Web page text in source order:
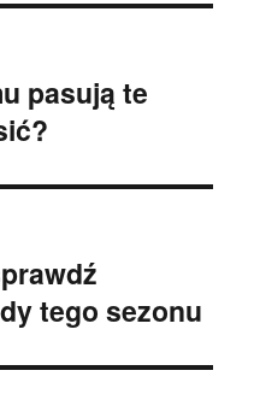
pasują te
tego sezonu